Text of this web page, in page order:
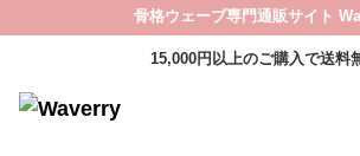
骨格ウェーブ専門通販サイト
15,000円以上のご購入で送料